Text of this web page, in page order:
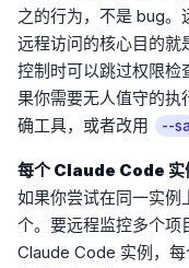
之的行为，不是 bug。
远程访问的核心目的就
控制时可以跳过权限检
果你需要无人值守的执
确工具，或者改用
--
每个 Claude Code 实
如果你尝试在同一实例
个。要远程监控多个项
Claude Code 实例，